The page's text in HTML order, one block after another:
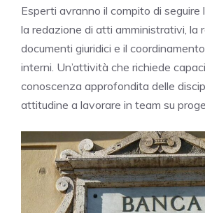
Esperti avranno il compito di seguire
la redazione di atti amministrativi, la
documenti giuridici e il
interni. Un’attività che richiede
conoscenza approfondita delle
attitudine a lavorare in team su